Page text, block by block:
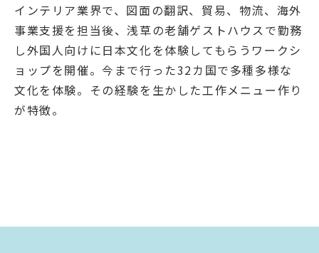
インテリア業界で、図面の翻訳、貿易、物流、海外
事業支援を担当後、浅草の老舗ゲストハウスで勤務
し外国人向けに日本文化を体験してもらうワークシ
ョップを開催。今まで行った32カ国で多種多様な
文化を体験。その経験を生かした工作メニュー作り
が特徴。